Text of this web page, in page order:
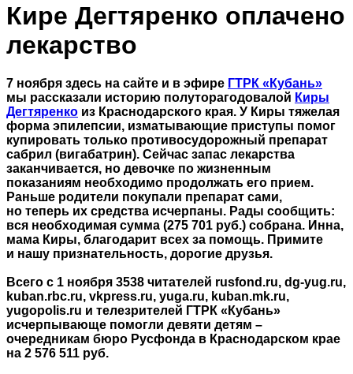
Кире Дегтяренко оплачено
лекарство
7 ноября здесь на сайте и в эфире ГТРК «Кубань»
мы рассказали историю полуторагодовалой Киры
Дегтяренко из Краснодарского края. У Киры тяжелая
форма эпилепсии, изматывающие приступы помог
купировать только противосудорожный препарат
сабрил (вигабатрин). Сейчас запас лекарства
заканчивается, но девочке по жизненным
показаниям необходимо продолжать его прием.
Раньше родители покупали препарат сами,
но теперь их средства исчерпаны. Рады сообщить:
вся необходимая сумма (275 701 руб.) собрана. Инна,
мама Киры, благодарит всех за помощь. Примите
и нашу признательность, дорогие друзья.
Всего с 1 ноября 3538 читателей rusfond.ru, dg-yug.ru,
kuban.rbc.ru, vkpress.ru, yuga.ru, kuban.mk.ru,
yugopolis.ru и телезрителей ГТРК «Кубань»
исчерпывающе помогли девяти детям –
очередникам бюро Русфонда в Краснодарском крае
на 2 576 511 руб.